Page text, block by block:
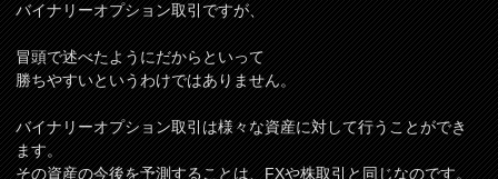
バイナリーオプション取引ですが、
冒頭で述べたようにだからといって
勝ちやすいというわけではありません。
バイナリーオプション取引は様々な資産に対して行うことができ
ます。
その資産の今後を予測することは、FXや株取引と同じなのです。